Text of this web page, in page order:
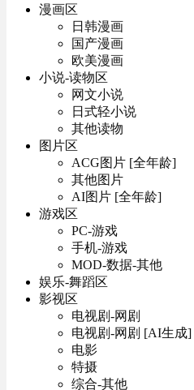
漫画区
日韩漫画
国产漫画
欧美漫画
小说-读物区
网文小说
日式轻小说
其他读物
图片区
ACG图片 [全年龄]
其他图片
AI图片 [全年龄]
游戏区
PC-游戏
手机-游戏
MOD-数据-其他
娱乐-舞蹈区
影视区
电视剧-网剧
电视剧-网剧 [AI生成]
电影
特摄
综合-其他